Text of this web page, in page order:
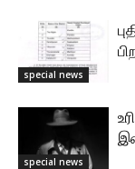
special news
special news